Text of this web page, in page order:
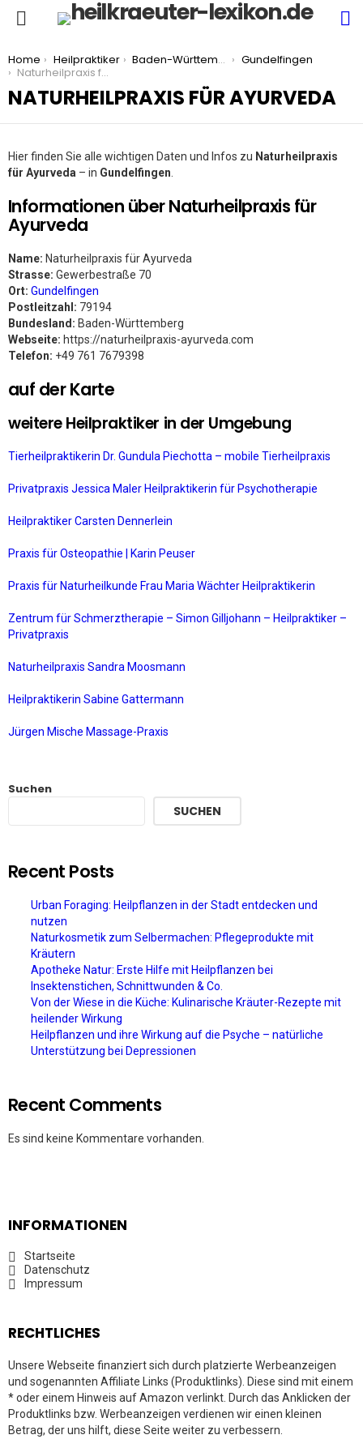
You are here:
Home Heilpraktiker Baden-Württemberg
Gundelfingen
Naturheilpraxis für Ayurveda
NATURHEILPRAXIS FÜR AYURVEDA
Hier finden Sie alle wichtigen Daten und Infos zu Naturheilpraxis
für Ayurveda – in Gundelfingen
Informationen über Naturheilpraxis für
Ayurveda
Name: Naturheilpraxis für Ayurveda
Strasse: Gewerbestraße 70
Ort: Gundelfingen
Postleitzahl: 79194
Bundesland: Baden-Württemberg
Webseite: https://naturheilpraxis-ayurveda.com
Telefon: +49 761 7679398
auf der Karte
weitere Heilpraktiker in der Umgebung
Tierheilpraktikerin Dr. Gundula Piechotta – mobile Tierheilpraxis
Privatpraxis Jessica Maler Heilpraktikerin für Psychotherapie
Heilpraktiker Carsten Dennerlein
Praxis für Osteopathie | Karin Peuser
Praxis für Naturheilkunde Frau Maria Wächter Heilpraktikerin
Zentrum für Schmerztherapie – Simon Gilljohann – Heilpraktiker –
Privatpraxis
Naturheilpraxis Sandra Moosmann
Heilpraktikerin Sabine Gattermann
Jürgen Mische Massage-Praxis
Suchen
SUCHEN
Recent Posts
Urban Foraging: Heilpflanzen in der Stadt entdecken und
nutzen
Naturkosmetik zum Selbermachen: Pflegeprodukte mit
Kräutern
Apotheke Natur: Erste Hilfe mit Heilpflanzen bei
Insektenstichen, Schnittwunden & Co.
Von der Wiese in die Küche: Kulinarische Kräuter-Rezepte mit
heilender Wirkung
Heilpflanzen und ihre Wirkung auf die Psyche – natürliche
Unterstützung bei Depressionen
Recent Comments
Es sind keine Kommentare vorhanden.
INFORMATIONEN
Startseite
Datenschutz
Impressum
RECHTLICHES
Unsere Webseite finanziert sich durch platzierte Werbeanzeigen
und sogenannten Affiliate Links (Produktlinks). Diese sind mit einem
* oder einem Hinweis auf Amazon verlinkt. Durch das Anklicken der
Produktlinks bzw. Werbeanzeigen verdienen wir einen kleinen
Betrag, der uns hilft, diese Seite weiter zu verbessern.